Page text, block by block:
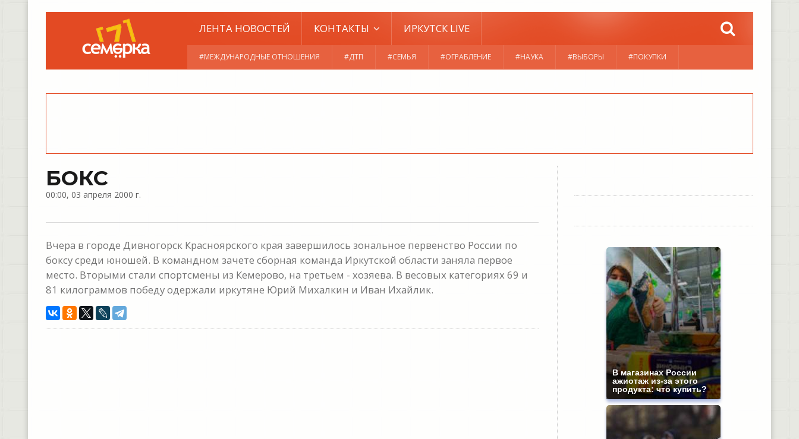
ЛЕНТА НОВОСТЕЙ КОНТАКТЫ ИРКУТСК LIVE
#МЕЖДУНАРОДНЫЕ ОТНОШЕНИЯ #ДТП #СЕМЬЯ #ОГРАБЛЕНИЕ #НАУКА #ВЫБОРЫ #ПОКУПКИ
БОКС
00:00, 03 апреля 2000 г.
Вчера в городе Дивногорск Красноярского края завершилось зональное первенство России по
боксу среди юношей. В командном зачете сборная команда Иркутской области заняла первое
место. Вторыми стали спортсмены из Кемерово, на третьем - хозяева. В весовых категориях 69 и
81 килограммов победу одержали иркутяне Юрий Михалкин и Иван Ихайлик.
В магазинах России
ажиотаж из-за этого
продукта: что купить?